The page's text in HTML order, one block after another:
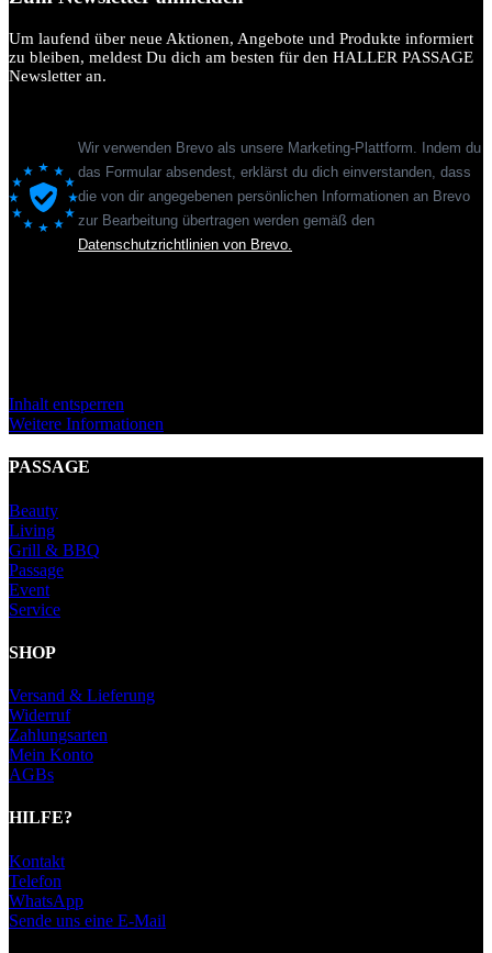
Um laufend über neue Aktionen, Angebote und Produkte informiert
zu bleiben, meldest Du dich am besten für den HALLER PASSAGE
Newsletter an.
Wir verwenden Brevo als unsere Marketing-Plattform. Indem du
das Formular absendest, erklärst du dich einverstanden, dass
die von dir angegebenen persönlichen Informationen an Brevo
zur Bearbeitung übertragen werden gemäß den
Datenschutzrichtlinien von Brevo.
Inhalt entsperren
Weitere Informationen
PASSAGE
Beauty
Living
Grill & BBQ
Passage
Event
Service
SHOP
Versand & Lieferung
Widerruf
Zahlungsarten
Mein Konto
AGBs
HILFE?
Kontakt
Telefon
WhatsApp
Sende uns eine E-Mail